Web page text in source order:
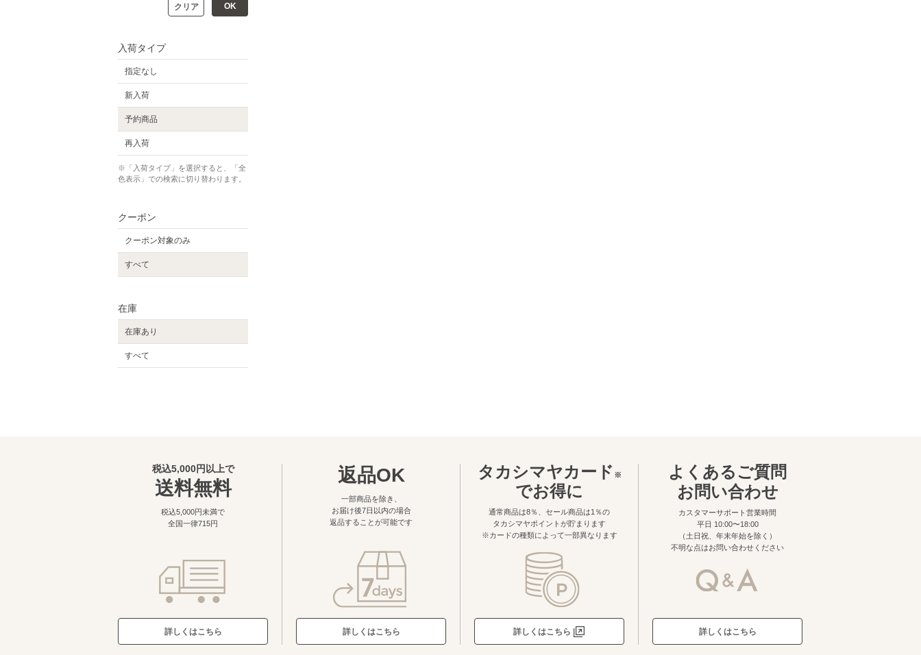
クリア OK
入荷タイプ
指定なし
新入荷
予約商品
再入荷
※「入荷タイプ」を選択すると、「全
色表示」での検索に切り替わります。
クーポン
クーポン対象のみ
すべて
在庫
在庫あり
すべて
税込5,000円以上で
送料無料
税込5,000円未満で
全国一律715円
詳しくはこちら
返品OK
一部商品を除き、
お届け後7日以内の場合
返品することが可能です
詳しくはこちら
タカシマヤカード ※
でお得に
通常商品は8％、セール商品は1％の
タカシマヤポイントが貯まります
※カードの種類によって一部異なります
詳しくはこちら
よくあるご質問
お問い合わせ
カスタマーサポート営業時間
平日 10:00〜18:00
（土日祝、年末年始を除く）
不明な点はお問い合わせください
詳しくはこちら